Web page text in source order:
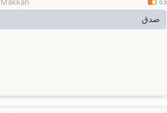
0.3
صدق